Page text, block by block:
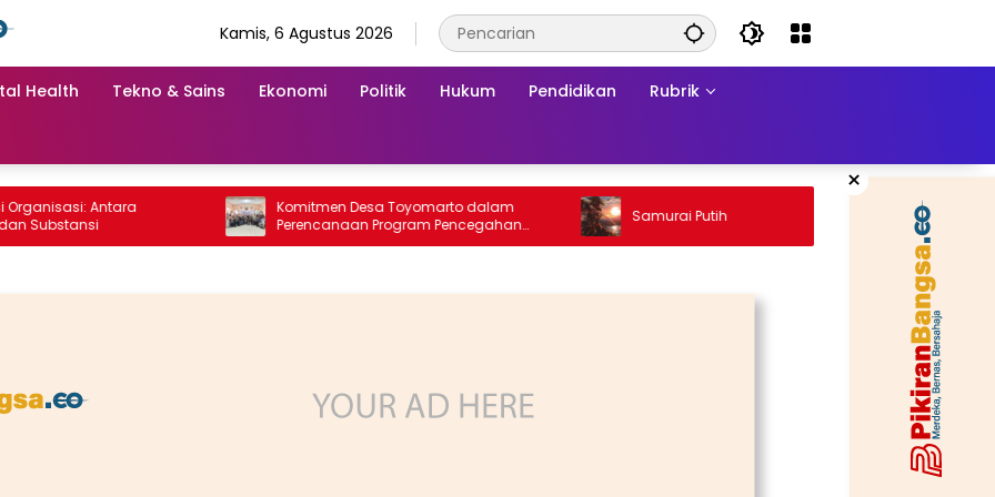
Kamis, 6 Agustus 2026
Health Tekno & Sains Ekonomi Politik Hukum Pendidikan Rubrik
×
Antara
Komitmen Desa Toyomarto dalam
Perencanaan Program Pencegahan
Stunting melalui ‎Rembuk Stunting Desa
Samurai Putih